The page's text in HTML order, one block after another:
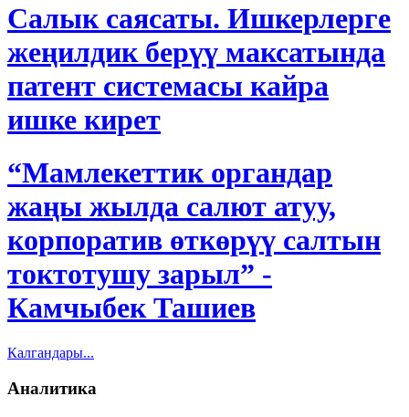
Салык саясаты. Ишкерлерге
жеңилдик берүү максатында
патент системасы кайра
ишке кирет
“Мамлекеттик органдар
жаңы жылда салют атуу,
корпоратив өткөрүү салтын
токтотушу зарыл” -
Камчыбек Ташиев
Калгандары...
Аналитика